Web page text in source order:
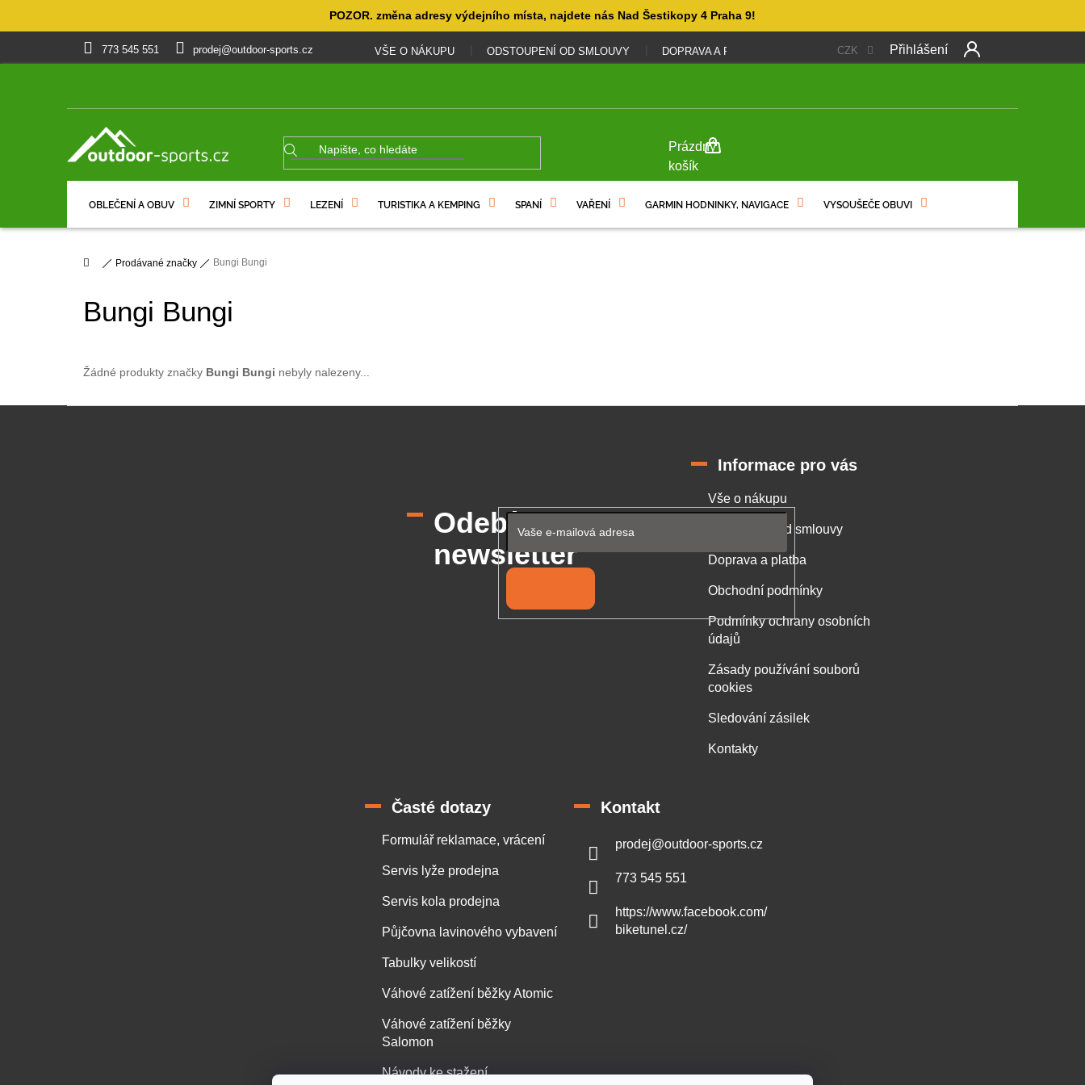
POZOR. změna adresy výdejního místa, najdete nás Nad Šestikopy 4 Praha 9!
773 545 551 prodej@outdoor-sports.cz VŠE O NÁKUPU ODSTOUPENÍ OD SMLOUVY DOPRAVA A PLATBA OBCHODNÍ PODMÍNKY PODMÍNKY OCHRANY
CZK Přihlášení
NÁKUPNÍ
KOŠÍK
Prázdný
košík
OBLEČENÍ A OBUV ZIMNÍ SPORTY LEZENÍ TURISTIKA A KEMPING SPANÍ VAŘENÍ GARMIN HODNINKY, NAVIGACE VYSOUŠEČE OBUVI
DomůProdávané značky Bungi Bungi
Bungi Bungi
Žádné produkty značky Bungi Bungi nebyly nalezeny...
Odebírat
newsletter
Informace pro vás
Vše o nákupu
Odstoupení od smlouvy
Doprava a platba
Obchodní podmínky
Podmínky ochrany osobních
údajů
Zásady používání souborů
cookies
Sledování zásilek
Kontakty
Časté dotazy
Formulář reklamace, vrácení
Servis lyže prodejna
Servis kola prodejna
Půjčovna lavinového vybavení
Tabulky velikostí
Váhové zatížení běžky Atomic
Váhové zatížení běžky
Salomon
Návody ke stažení
Kontakt
prodej@outdoor-sports.cz
773 545 551
https://www.facebook.com/
biketunel.cz/